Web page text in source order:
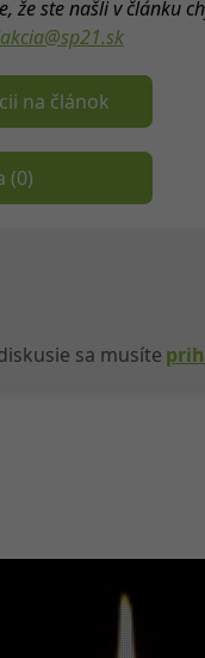
že ste našli v článku
na článok
(0)
sa musíte